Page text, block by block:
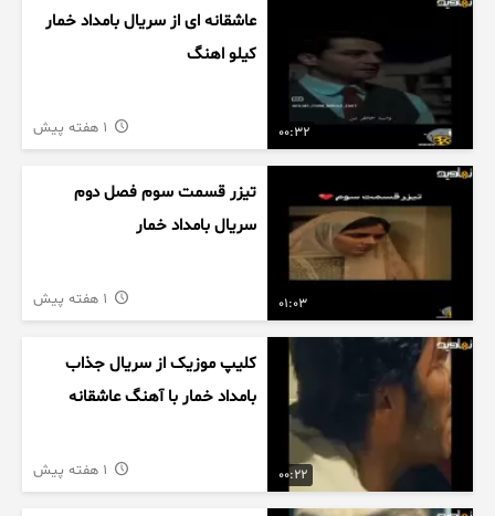
00:32
عاشقانه ای از سریال بامداد خمار
کیلو اهنگ
01:03
تیزر قسمت سوم فصل دوم
سریال بامداد خمار
00:22
کلیپ موزیک از سریال جذاب
بامداد خمار با آهنگ عاشقانه